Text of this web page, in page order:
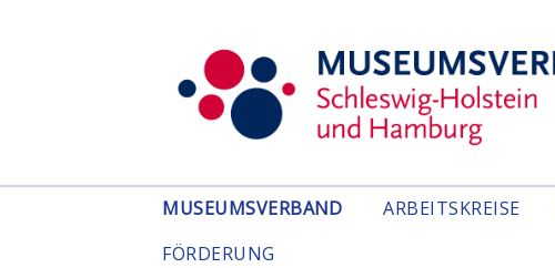
MUSEUMSVERBAND ARBEITSKREISE
FÖRDERUNG